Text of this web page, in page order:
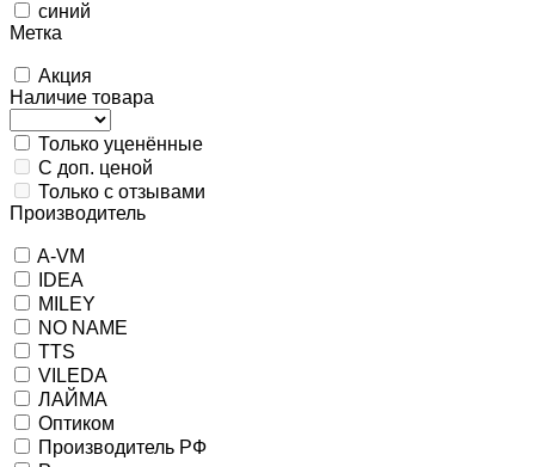
синий
Метка
Акция
Наличие товара
Только уценённые
С доп. ценой
Только с отзывами
Производитель
A-VM
IDEA
MILEY
NO NAME
TTS
VILEDA
ЛАЙМА
Оптиком
Производитель РФ